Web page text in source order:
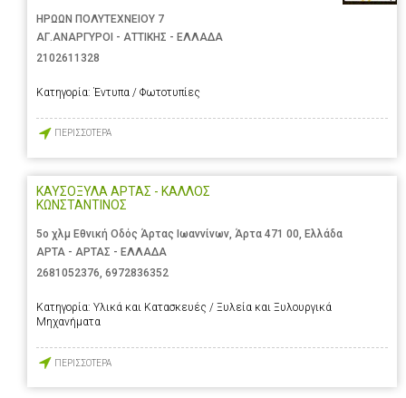
ΗΡΩΩΝ ΠΟΛΥΤΕΧΝΕΙΟΥ 7
ΑΓ.ΑΝΑΡΓΥΡΟΙ - ΑΤΤΙΚΗΣ - ΕΛΛΑΔΑ
2102611328
Κατηγορία: Έντυπα / Φωτοτυπίες
ΠΕΡΙΣΣΟΤΕΡΑ
ΚΑΥΣΟΞΥΛΑ ΑΡΤΑΣ - ΚΑΛΛΟΣ
ΚΩΝΣΤΑΝΤΙΝΟΣ
5ο χλμ Εθνική Οδός Άρτας Ιωαννίνων, Άρτα 471 00, Ελλάδα
ΑΡΤΑ - ΑΡΤΑΣ - ΕΛΛΑΔΑ
2681052376, 6972836352
Κατηγορία: Υλικά και Κατασκευές / Ξυλεία και Ξυλουργικά
Μηχανήματα
ΠΕΡΙΣΣΟΤΕΡΑ